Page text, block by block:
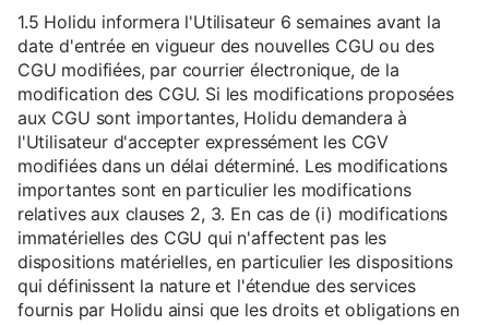
1.5 Holidu informera l'Utilisateur 6 semaines avant la
date d'entrée en vigueur des nouvelles CGU ou des
CGU modifiées, par courrier électronique, de la
modification des CGU. Si les modifications proposées
aux CGU sont importantes, Holidu demandera à
l'Utilisateur d'accepter expressément les CGV
modifiées dans un délai déterminé. Les modifications
importantes sont en particulier les modifications
relatives aux clauses 2, 3. En cas de (i) modifications
immatérielles des CGU qui n'affectent pas les
dispositions matérielles, en particulier les dispositions
qui définissent la nature et l'étendue des services
fournis par Holidu ainsi que les droits et obligations en